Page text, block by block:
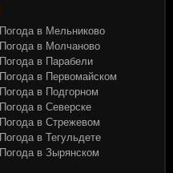
Погода в Мельниково
Погода в Молчаново
Погода в Парабели
Погода в Первомайском
Погода в Подгорном
Погода в Северске
Погода в Стрежевом
Погода в Тегульдете
Погода в Зырянском